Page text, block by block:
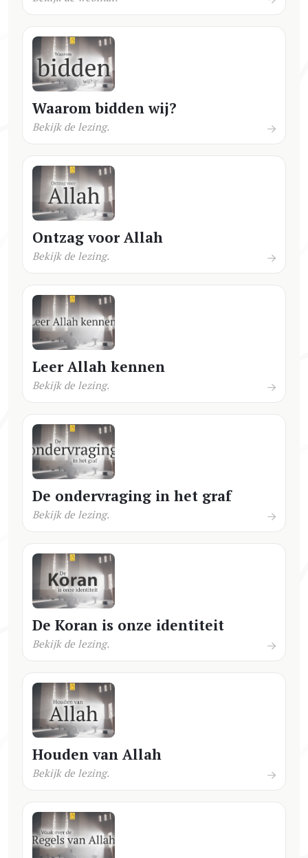
Waarom bidden wij?
Bekijk de lezing.
Ontzag voor Allah
Bekijk de lezing.
Leer Allah kennen
Bekijk de lezing.
De ondervraging in het graf
Bekijk de lezing.
De Koran is onze identiteit
Bekijk de lezing.
Houden van Allah
Bekijk de lezing.